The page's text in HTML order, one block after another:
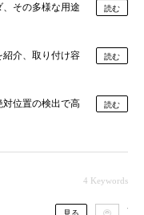
その多様な用途 読む
介、取り付け容
読む
位置の検出で高
読む
4 Keywords
見る